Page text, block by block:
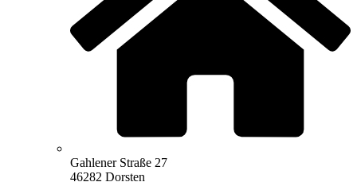
Gahlener Straße 27
46282 Dorsten